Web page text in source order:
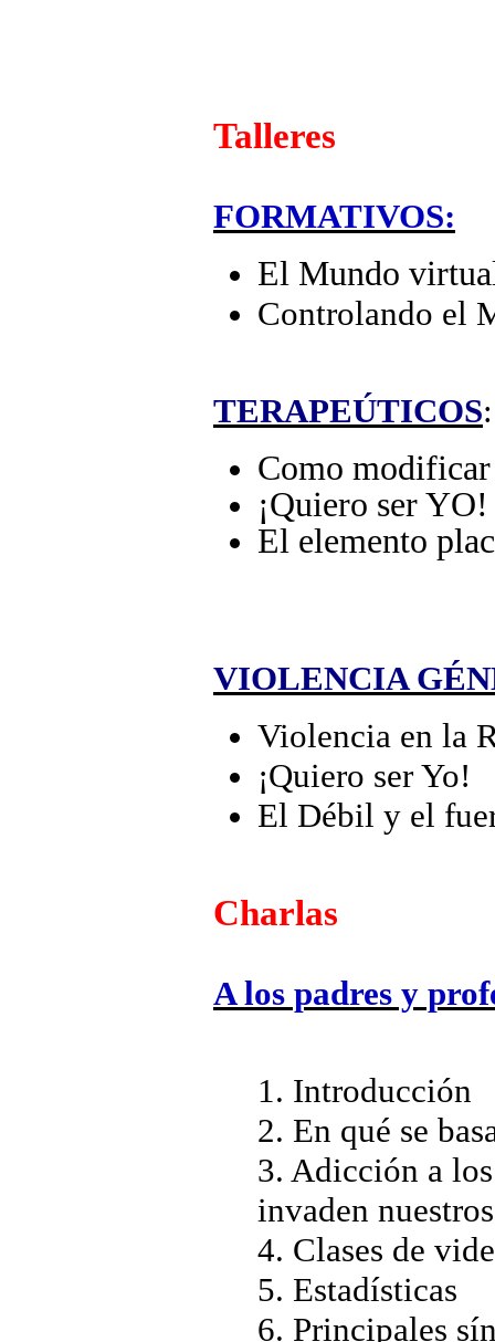
Talleres
FORMATIVOS:
El Mundo
Controlando el
TERAPEÚTICOS:
Como
¡Quiero ser YO!
El elemento
VIOLENCIA
Violencia en la
¡Quiero ser Yo!
El Débil y el
Charlas
A los padres y
1. Introducción
2. En qué se
3. Adicción a
invaden
4. Clases de
5. Estadísticas
6. Principales